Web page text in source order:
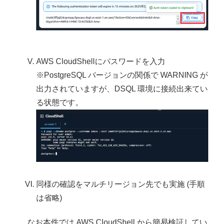
AWS CloudShellにパスワードを入力
※PostgreSQL バージョンの関係で WARNING が
出力されていますが、DSQL 環境に接続出来てい
る状態です。
同様の確認をマルチリージョン先でも実施 (手順
は省略)
なお本件では AWS CloudShell から簡易検証してい